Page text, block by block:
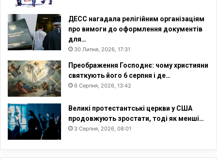
ДЕСС нагадала релігійним організаціям
про вимоги до оформлення документів
для…
30 Липня, 2026, 17:31
Преображення Господнє: чому християни
святкують його 6 серпня і де…
6 Серпня, 2026, 13:42
Великі протестантські церкви у США
продовжують зростати, тоді як менші…
3 Серпня, 2026, 08:01